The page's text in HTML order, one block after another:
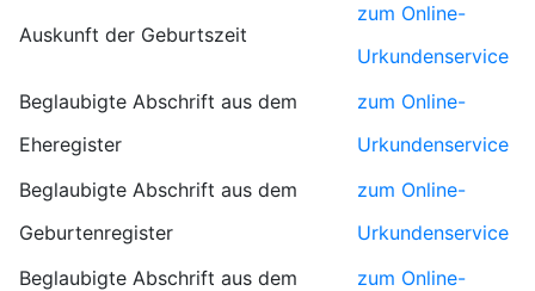
Auskunft der Geburtszeit
zum Online-
Urkundenservice
Beglaubigte Abschrift aus dem
Eheregister
zum Online-
Urkundenservice
Beglaubigte Abschrift aus dem
Geburtenregister
zum Online-
Urkundenservice
Beglaubigte Abschrift aus dem
zum Online-